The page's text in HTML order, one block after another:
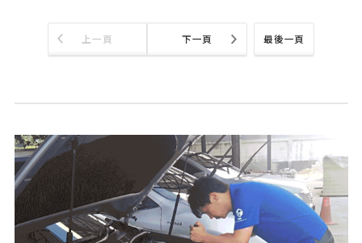
最後一頁
上一頁 下一頁